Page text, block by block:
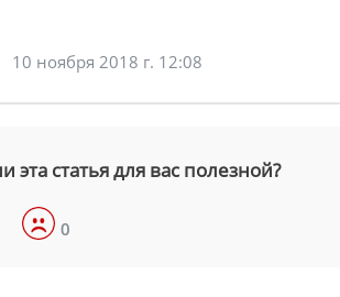
10 ноября 2018 г. 12:08
эта статья для вас полезной?
0